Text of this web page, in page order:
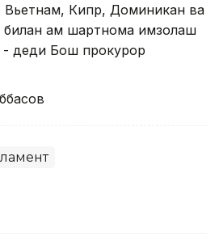
Вьетнам, Кипр, Доминикан ва
ҳам шартнома имзолаш
- деди Бош прокурор